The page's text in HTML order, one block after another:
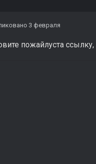
3 февраля
пожайлуста